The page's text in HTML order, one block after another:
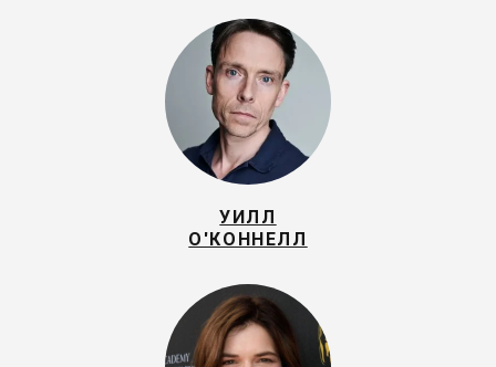
УИЛЛ
О'КОННЕЛЛ